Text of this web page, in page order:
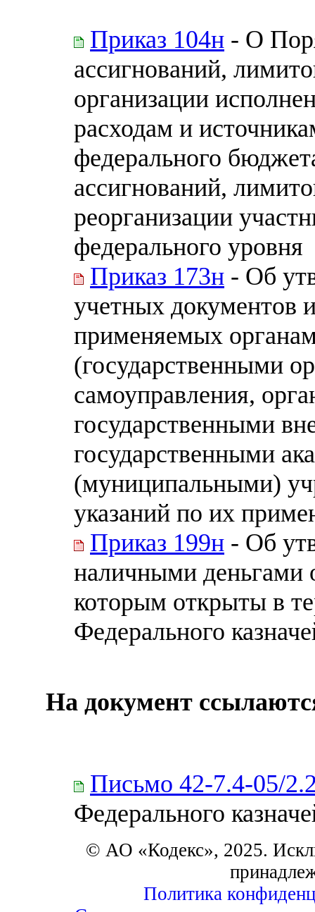
Приказ 104н - О
ассигнований,
организации
расходам и
федерального
ассигнований,
реорганизации
федерального уровня
Приказ 173н - Об
учетных документов
применяемых
(государственными
самоуправления,
государственными
государственными
(муниципальными)
указаний по их
Приказ 199н - Об
наличными деньгами
которым открыты в
Федерального
На документ
Письмо 42-7.4-05/
Федерального
© АО «Кодекс», 2025.
Политика